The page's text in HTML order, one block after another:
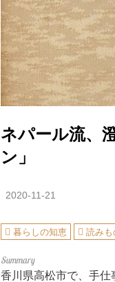
ネパール流、
ン」
2020-11-21
暮らしの知恵 読みも
香川県高松市で、手